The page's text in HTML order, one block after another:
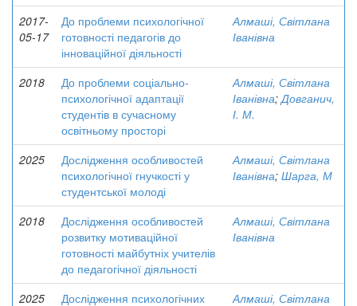
2017-
05-17
До проблеми психологічної
готовності педагогів до
інноваційної діяльності
Алмаші, Світлана
Іванівна
2018
До проблеми соціально-
психологічної адаптації
студентів в сучасному
освітньому просторі
Алмаші, Світлана
Іванівна;Довганич,
І. М.
2025
Дослідження особливостей
психологічної гнучкості у
студентської молоді
Алмаші, Світлана
Іванівна; Шарга, М
2018
Дослідження особливостей
розвитку мотиваційної
готовності майбутніх учителів
до педагогічної діяльності
Алмаші, Світлана
Іванівна
2025 Дослідження психологічних Алмаші, Світлана